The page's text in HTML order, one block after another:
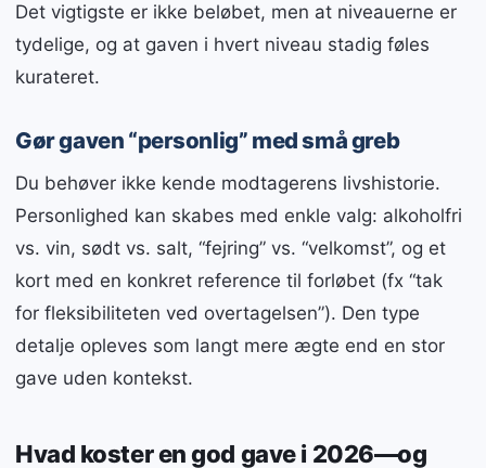
Det vigtigste er ikke beløbet, men at niveauerne er
tydelige, og at gaven i hvert niveau stadig føles
kurateret.
Gør gaven “personlig” med små greb
Du behøver ikke kende modtagerens livshistorie.
Personlighed kan skabes med enkle valg: alkoholfri
vs. vin, sødt vs. salt, “fejring” vs. “velkomst”, og et
kort med en konkret reference til forløbet (fx “tak
for fleksibiliteten ved overtagelsen”). Den type
detalje opleves som langt mere ægte end en stor
gave uden kontekst.
Hvad koster en god gave i 2026—og